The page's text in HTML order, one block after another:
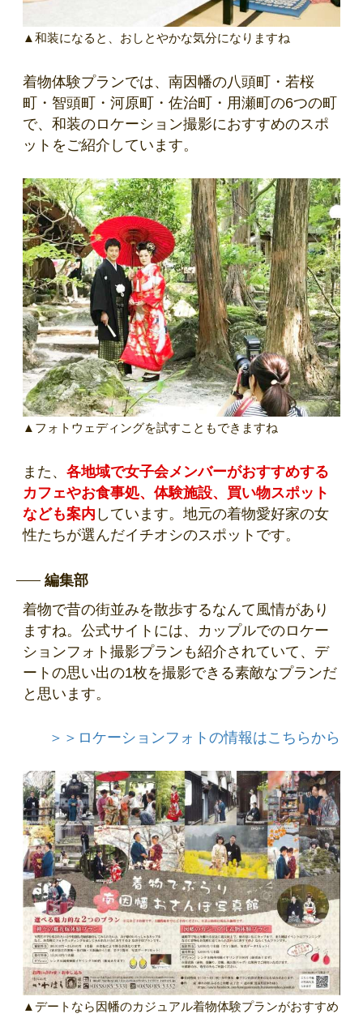
▲和装になると、おしとやかな気分になりますね
着物体験プランでは、南因幡の八頭町・若桜
町・智頭町・河原町・佐治町・用瀬町の6つの町
で、和装のロケーション撮影におすすめのスポ
ットをご紹介しています。
▲フォトウェディングを試すこともできますね
また、 各地域で女子会メンバーがおすすめする
カフェやお食事処、体験施設、買い物スポット
なども案内 しています。地元の着物愛好家の女
性たちが選んだイチオシのスポットです。
編集部
着物で昔の街並みを散歩するなんて風情があり
ますね。公式サイトには、カップルでのロケー
ションフォト撮影プランも紹介されていて、デ
ートの思い出の1枚を撮影できる素敵なプランだ
と思います。
＞＞ロケーションフォトの情報はこちらから
▲デートなら因幡のカジュアル着物体験プランがおすすめ